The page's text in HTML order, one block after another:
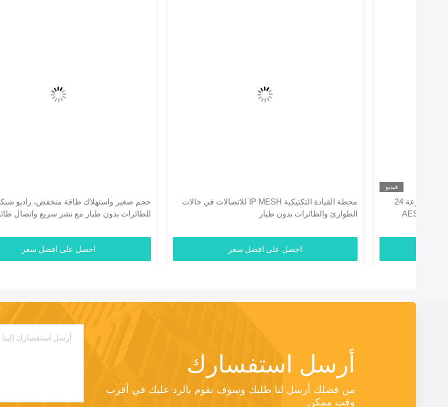
محطة القيادة التكتيكية IP MESH للاتصالات في حالات
الطوارئ والطائرات بدون طيار
احصل على افضل سعر
حجم صغير واستهلاك طاقة منخفض، راديو شبكي
للطائرات بدون طيار مع نشر سريع واتصال طائرات بدون
احصل على افضل سعر
أرسل استفسارك
وقت ممكن.